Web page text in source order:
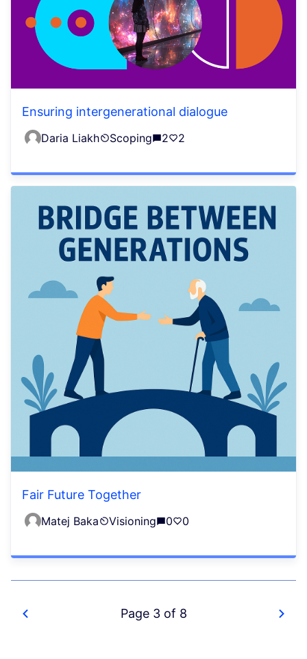
Ensuring intergenerational dialogue
Daria Liakh Scoping 2 2
Fair Future Together
Matej Baka Visioning 0 0
Page 3 of 8